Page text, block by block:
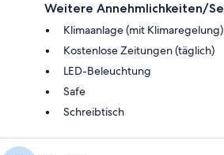
Weitere Annehmlichkeiten/
Klimaanlage (mit Klimaregelung)
Kostenlose Zeitungen (täglich)
LED-Beleuchtung
Safe
Schreibtisch